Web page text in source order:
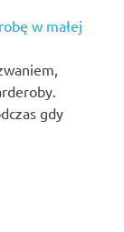
w małej
gdy